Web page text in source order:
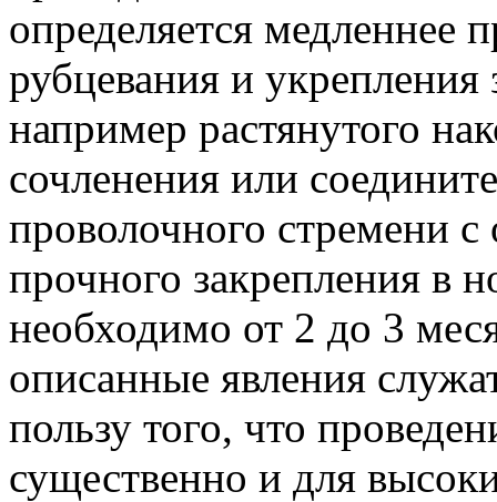
определяется
рубцевания и
например растянутого
сочленения или
проволочного стремени с
прочного закрепления в
необходимо от 2 до 3
описанные явления
пользу того, что
существенно и для